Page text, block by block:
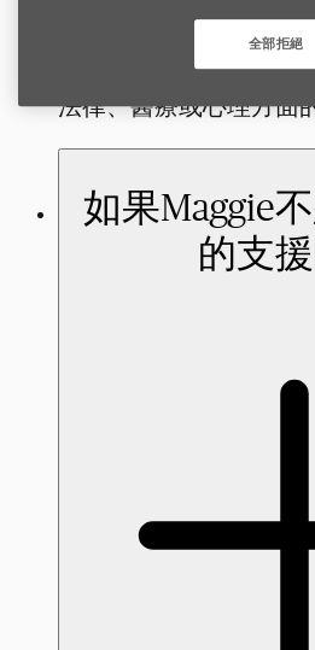
前提下進行，並以她
優先。同時，她的同
法律、醫療或心理方面
如果Maggie
的支
全部拒絕